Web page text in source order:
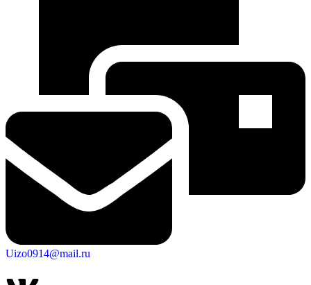
Uizo0914@mail.ru